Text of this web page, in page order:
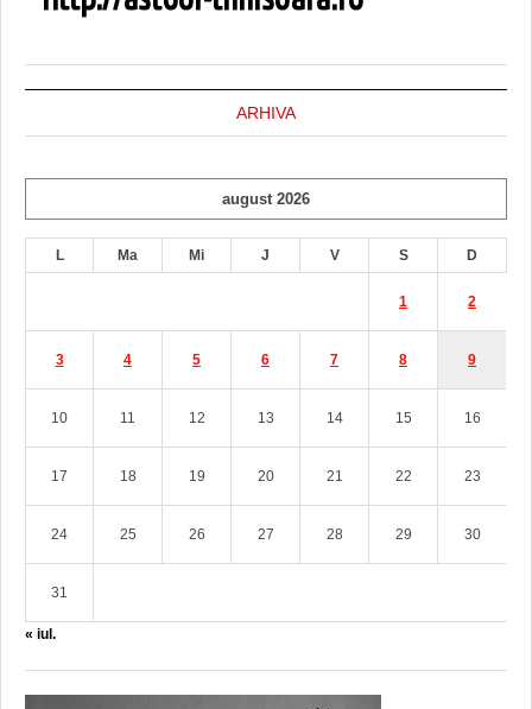
ARHIVA
august 2026
L Ma Mi J V S D
1 2
3 4 5 6 7 8 9
10 11 12 13 14 15 16
17 18 19 20 21 22 23
24 25 26 27 28 29 30
31
« iul.